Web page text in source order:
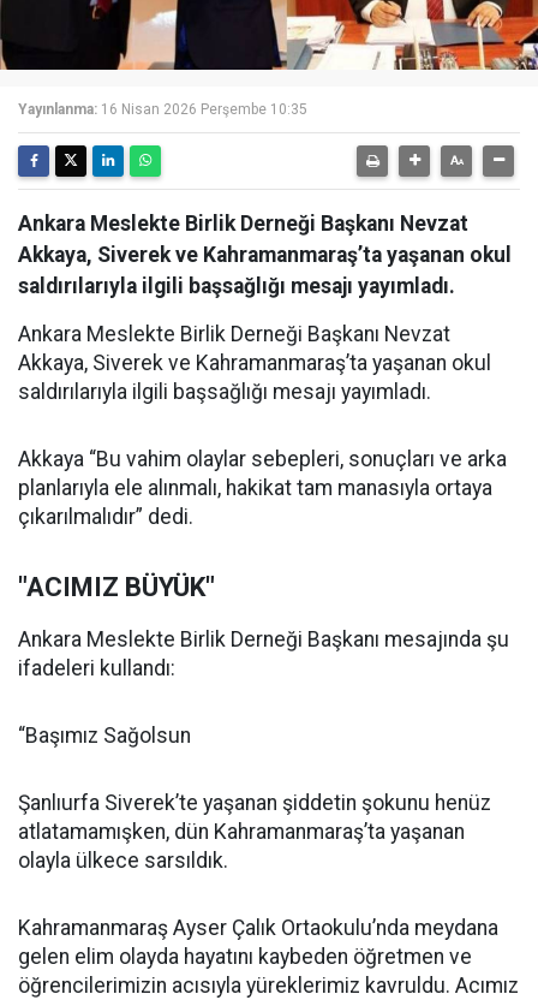
Yayınlanma: 16 Nisan 2026 Perşembe 10:35
Ankara Meslekte Birlik Derneği Başkanı Nevzat
Akkaya, Siverek ve Kahramanmaraş’ta yaşanan okul
saldırılarıyla ilgili başsağlığı mesajı yayımladı.
Ankara Meslekte Birlik Derneği Başkanı Nevzat
Akkaya, Siverek ve Kahramanmaraş’ta yaşanan okul
saldırılarıyla ilgili başsağlığı mesajı yayımladı.
Akkaya “Bu vahim olaylar sebepleri, sonuçları ve arka
planlarıyla ele alınmalı, hakikat tam manasıyla ortaya
çıkarılmalıdır” dedi.
"ACIMIZ BÜYÜK"
Ankara Meslekte Birlik Derneği Başkanı mesajında şu
ifadeleri kullandı:
“Başımız Sağolsun
Şanlıurfa Siverek’te yaşanan şiddetin şokunu henüz
atlatamamışken, dün Kahramanmaraş’ta yaşanan
olayla ülkece sarsıldık.
Kahramanmaraş Ayser Çalık Ortaokulu’nda meydana
gelen elim olayda hayatını kaybeden öğretmen ve
öğrencilerimizin acısıyla yüreklerimiz kavruldu. Acımız